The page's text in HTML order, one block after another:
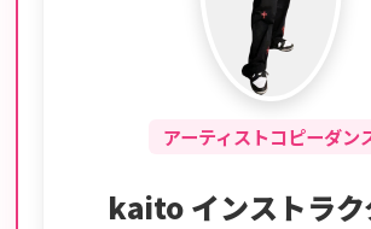
アーティストコピーダン
kaito インストラク